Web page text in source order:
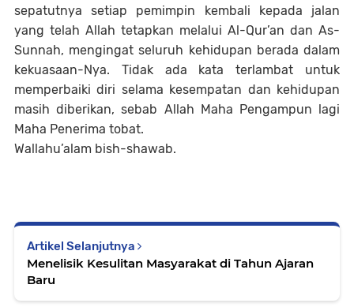
sepatutnya setiap pemimpin kembali kepada jalan
yang telah Allah tetapkan melalui Al-Qur’an dan As-
Sunnah, mengingat seluruh kehidupan berada dalam
kekuasaan-Nya. Tidak ada kata terlambat untuk
memperbaiki diri selama kesempatan dan kehidupan
masih diberikan, sebab Allah Maha Pengampun lagi
Maha Penerima tobat.
Wallahu’alam bish-shawab.
Artikel Selanjutnya
Menelisik Kesulitan Masyarakat di Tahun Ajaran
Baru